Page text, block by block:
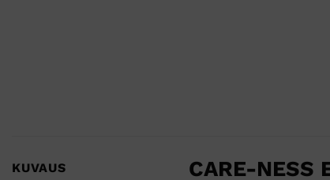
KUVAUS CARE-